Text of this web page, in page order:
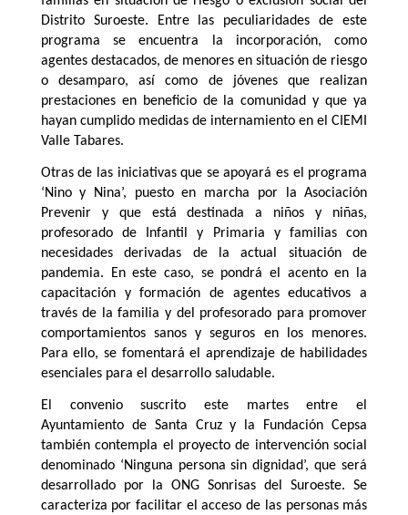
Distrito Suroeste. Entre las peculiaridades de este
programa se encuentra la incorporación, como
agentes destacados, de menores en situación de riesgo
o desamparo, así como de jóvenes que realizan
prestaciones en beneficio de la comunidad y que ya
hayan cumplido medidas de internamiento en el CIEMI
Valle Tabares.
Otras de las iniciativas que se apoyará es el programa
‘Nino y Nina’, puesto en marcha por la Asociación
Prevenir y que está destinada a niños y niñas,
profesorado de Infantil y Primaria y familias con
necesidades derivadas de la actual situación de
pandemia. En este caso, se pondrá el acento en la
capacitación y formación de agentes educativos a
través de la familia y del profesorado para promover
comportamientos sanos y seguros en los menores.
Para ello, se fomentará el aprendizaje de habilidades
esenciales para el desarrollo saludable.
El convenio suscrito este martes entre el
Ayuntamiento de Santa Cruz y la Fundación Cepsa
también contempla el proyecto de intervención social
denominado ‘Ninguna persona sin dignidad’, que será
desarrollado por la ONG Sonrisas del Suroeste. Se
caracteriza por facilitar el acceso de las personas más